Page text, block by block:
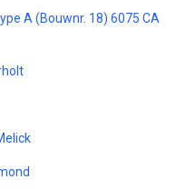
A (Bouwnr. 18) 6075 CA